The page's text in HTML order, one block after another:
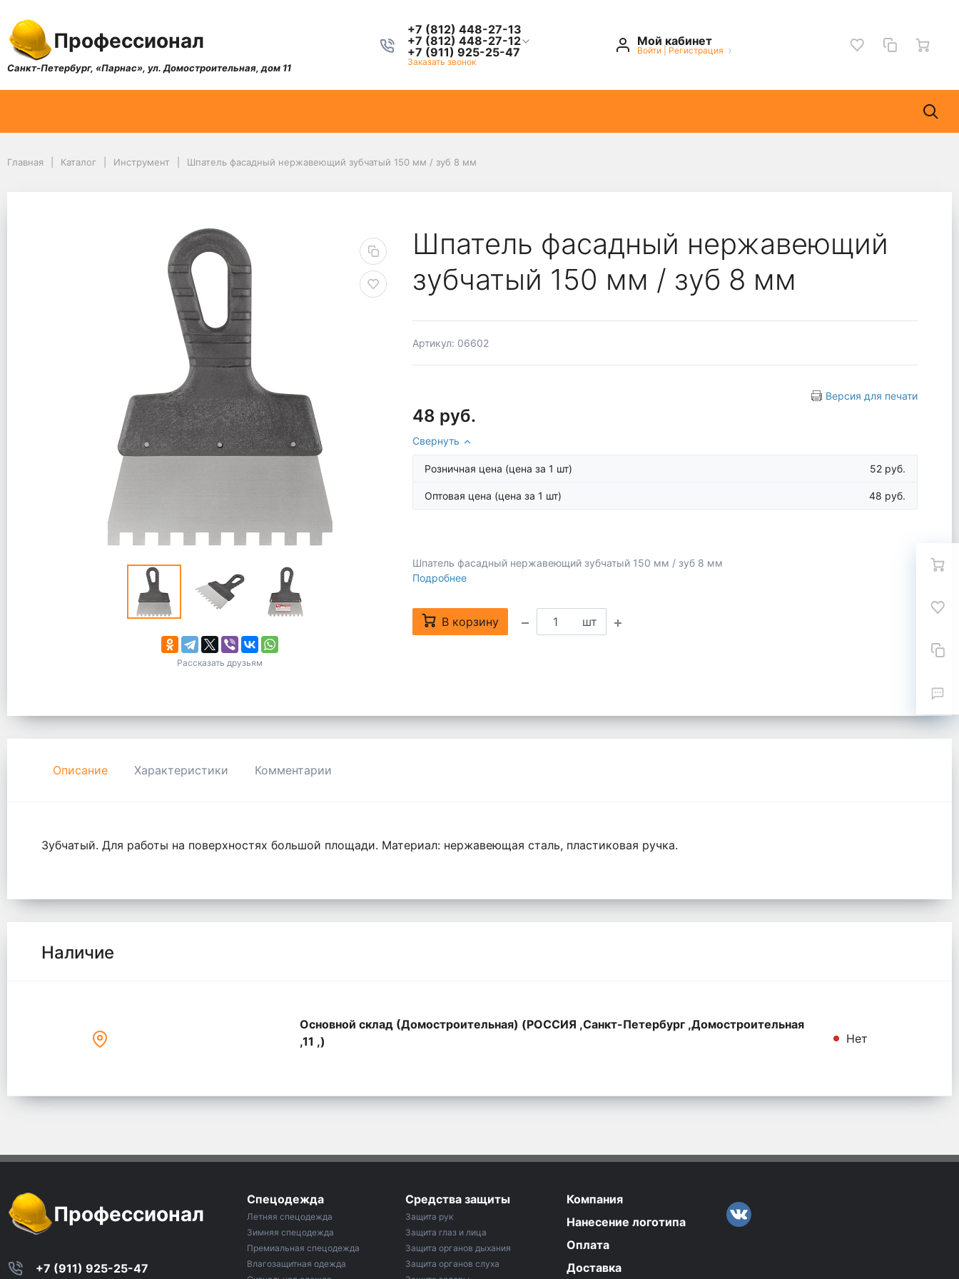
Профессионал
Санкт-Петербург, «Парнас», ул. Домостроительная, дом 11
+7 (812) 448-27-13
+7 (812) 448-27-12
+7 (911) 925-25-47
Заказать звонок
Мой кабинет
Войти Регистрация
Главная Каталог Инструмент Шпатель фасадный нержавеющий зубчатый 150 мм / зуб 8 мм
Рассказать друзьям
Шпатель фасадный нержавеющий
зубчатый 150 мм / зуб 8 мм
Артикул: 06602
Версия для печати
48 руб.
Свернуть
Розничная цена (цена за 1 шт) 52 руб.
Оптовая цена (цена за 1 шт) 48 руб.
Шпатель фасадный нержавеющий зубчатый 150 мм / зуб 8 мм
Подробнее
В корзину шт
Описание Характеристики Комментарии
Зубчатый. Для работы на поверхностях большой площади. Материал: нержавеющая сталь, пластиковая ручка.
Наличие
Основной склад (Домостроительная) (РОССИЯ ,Санкт-Петербург ,Домостроительная
,11 ,)
Нет
Профессионал
+7 (911) 925-25-47
Спецодежда
Летняя спецодежда
Зимняя спецодежда
Премиальная спецодежда
Влагозащитная одежда
Средства защиты
Защита рук
Защита глаз и лица
Защита органов дыхания
Защита органов слуха
Компания
Нанесение логотипа
Оплата
Доставка